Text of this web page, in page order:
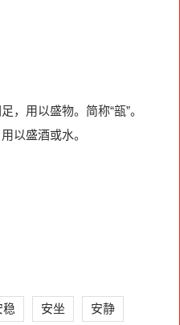
，用以盛物。简称“瓿”。
以盛酒或水。
稳 安坐 安静